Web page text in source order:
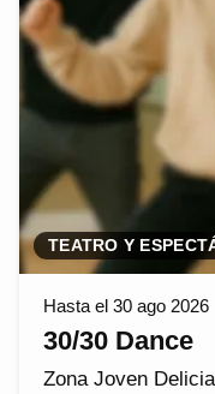
TEATRO Y
Hasta el 30 ago 2026
30/30 Dance
Zona Joven